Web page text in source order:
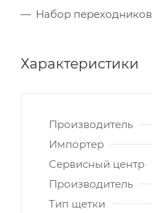
Набор переходников
Характеристики
Производитель
Импортер
Сервисный центр
Производитель
Тип щетки